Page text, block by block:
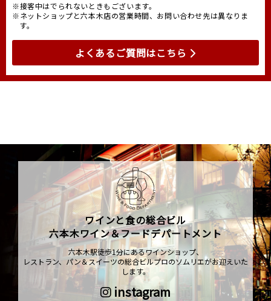
※接客中はでられないときもございます。
※ネットショップと六本木店の営業時間、お問い合わせ先は異なりま
す。
よくあるご質問はこちら
ワインと食の総合ビル
六本木ワイン＆フードデパートメント
六本木駅徒歩1分にあるワインショップ、
レストラン、パン＆スイーツの総合ビルプロのソムリエがお迎えいた
します。
instagram